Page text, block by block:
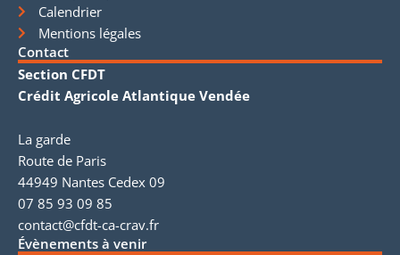
Calendrier
Mentions légales
Contact
Section CFDT
Crédit Agricole Atlantique Vendée
La garde
Route de Paris
44949 Nantes Cedex 09
07 85 93 09 85
contact@cfdt-ca-crav.fr
Évènements à venir